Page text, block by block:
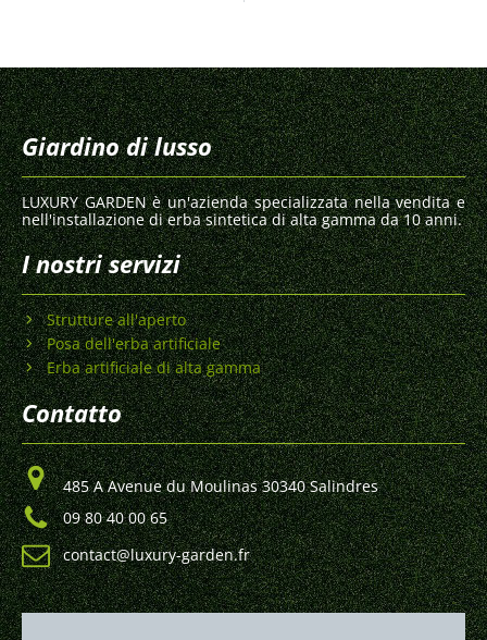
Giardino di lusso
LUXURY GARDEN è un'azienda specializzata nella vendita e
nell'installazione di erba sintetica di alta gamma da 10 anni.
I nostri servizi
Strutture all'aperto
Posa dell'erba artificiale
Erba artificiale di alta gamma
Contatto
485 A Avenue du Moulinas 30340 Salindres
09 80 40 00 65
contact@luxury-garden.fr